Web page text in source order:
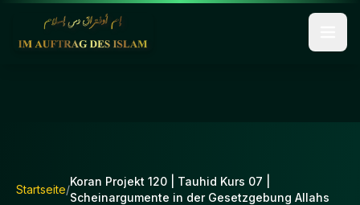
Startseite/
Koran Projekt 120 | Tauhid Kurs 07 |
Scheinargumente in der Gesetzgebung Allahs